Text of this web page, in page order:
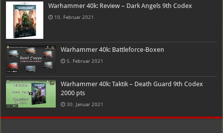
Warhammer 40k: Review – Dark Angels 9th Codex
10. Februar 2021
Warhammer 40k: Battleforce-Boxen
5. Februar 2021
Warhammer 40k: Taktik – Death Guard 9th Codex
2000 pts
30. Januar 2021